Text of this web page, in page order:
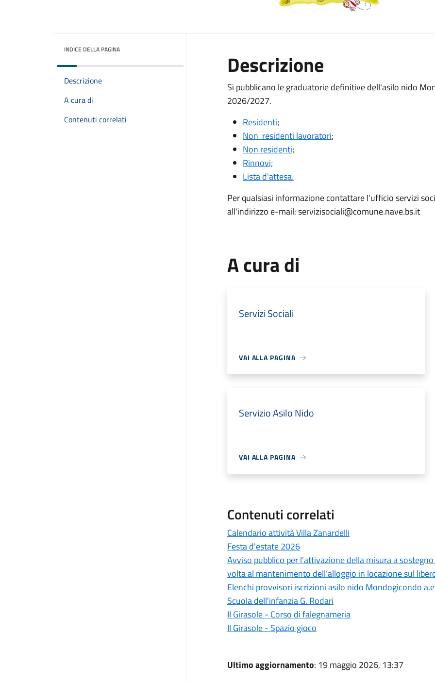
INDICE DELLA PAGINA
Descrizione
A cura di
Contenuti correlati
Descrizione
Si pubblicano le graduatorie definitive dell'asilo nido
2026/2027.
Residenti;
Non residenti lavoratori;
Non residenti;
Rinnovi;
Lista d'attesa.
Per qualsiasi informazione contattare l'ufficio servizi
all'indirizzo e-mail: servizisociali@comune.nave.bs.it
A cura di
Servizi Sociali
VAI ALLA PAGINA
Servizio Asilo Nido
VAI ALLA PAGINA
Contenuti correlati
Calendario attività Villa Zanardelli
Festa d'estate 2026
Avviso pubblico per l’attivazione della misura a
volta al mantenimento dell’alloggio in locazione sul
Elenchi provvisori iscrizioni asilo nido Mondogicondo
Scuola dell'infanzia G. Rodari
Il Girasole - Corso di falegnameria
Il Girasole - Spazio gioco
Ultimo aggiornamento: 19 maggio 2026, 13:37